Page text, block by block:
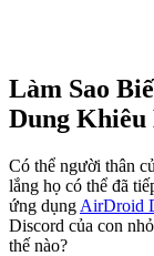
Làm Sao
Dung Khiêu
Có thể người thân
lắng họ có thể đã
ứng dụng AirDroid
Discord của con
thế nào?